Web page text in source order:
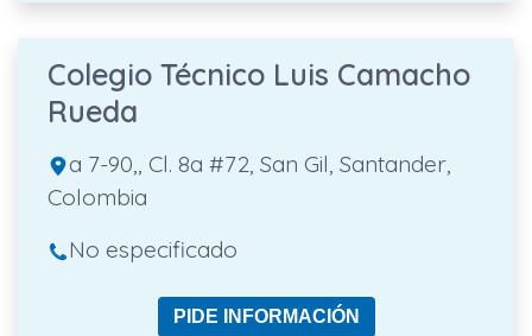
Colegio Técnico Luis Camacho
Rueda
a 7-90,, Cl. 8a #72, San Gil, Santander,
Colombia
No especificado
PIDE INFORMACIÓN